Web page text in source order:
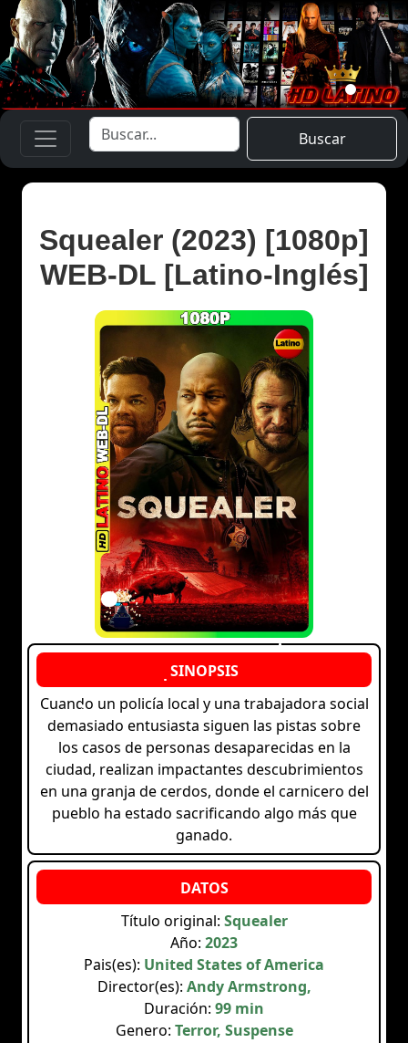
Buscar
Squealer (2023) [1080p]
WEB-DL [Latino-Inglés]
Cuando un policía local y una trabajadora social
demasiado entusiasta siguen las pistas sobre
los casos de personas desaparecidas en la
ciudad, realizan impactantes descubrimientos
en una granja de cerdos, donde el carnicero del
pueblo ha estado sacrificando algo más que
ganado.
Título original: Squealer
Año: 2023
Pais(es): United States of America
Director(es): Andy Armstrong,
Duración: 99 min
Genero: Terror, Suspense